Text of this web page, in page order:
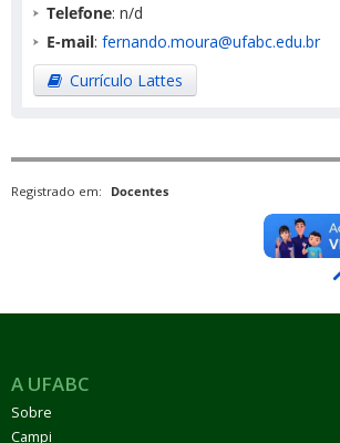
Telefone: n/d
E-mail: fernando.moura@ufabc.edu.br
Currículo Lattes
Registrado em: Docentes
A UFABC
Sobre
Campi